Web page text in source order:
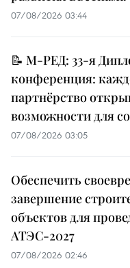
07/08/2026 03:44
📝 М-РЕД: 33-я
конференция:
партнёрство
возможности для
07/08/2026 03:05
Обеспечить
завершение
объектов для
АТЭС-2027
07/08/2026 02:46